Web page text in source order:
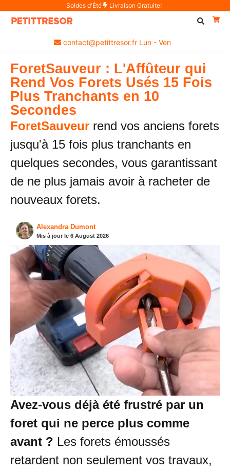
Soldes d'Été Livraison Gratuite!
contact@petittresor.fr Lun - Ven
ForetSauveur : L'Affûteur qui
Rend Vos Forets Usés 15 Fois
Plus Tranchants en 10
Secondes
ForetSauveur rend vos anciens forets
jusqu'à 15 fois plus tranchants en
quelques secondes, vous garantissant
de ne plus jamais avoir à racheter de
nouveaux forets.
Alexandra Dumont
Mis à jour le 6 August 2026
Avez-vous déjà été frustré par un
foret qui ne perce plus comme
avant ? Les forets émoussés
retardent non seulement vos travaux,